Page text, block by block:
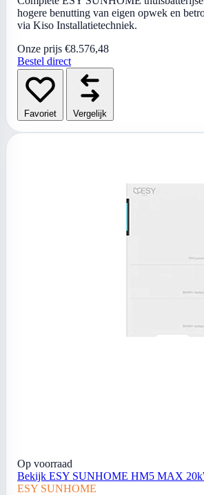
hogere benutting van eigen opwek en
via Kiso Installatietechniek.
Onze prijs €8.576,48
Bestel direct
Favoriet Vergelijk
Op voorraad
Bekijk ESY SUNHOME HM5 MAX
ESY SUNHOME